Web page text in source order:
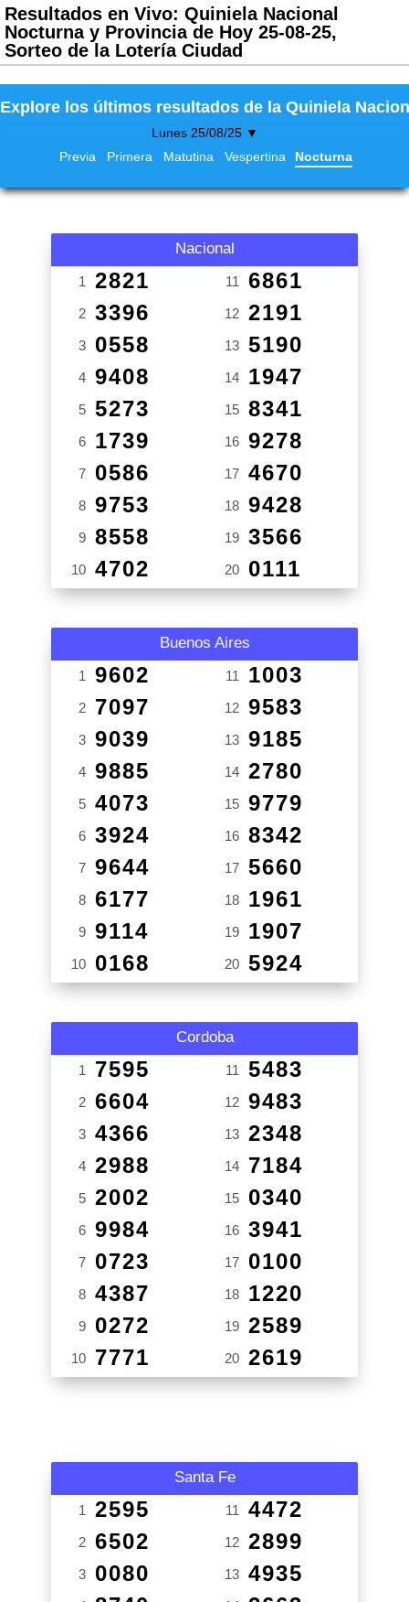
Resultados en Vivo: Quiniela Nacional
Nocturna y Provincia de Hoy 25-08-25,
Sorteo de la Lotería Ciudad
Explore los últimos resultados de la Quiniela
Lunes 25/08/25 ▼
Previa
Primera Matutina Vespertina Nocturna
Nacional
1 2821
2 3396
3 0558
4 9408
5 5273
6 1739
7 0586
8 9753
9 8558
10 4702
11 6861
12 2191
13 5190
14 1947
15 8341
16 9278
17 4670
18 9428
19 3566
20 0111
Buenos Aires
1 9602
2 7097
3 9039
4 9885
5 4073
6 3924
7 9644
8 6177
9 9114
10 0168
11 1003
12 9583
13 9185
14 2780
15 9779
16 8342
17 5660
18 1961
19 1907
20 5924
Cordoba
1 7595
2 6604
3 4366
4 2988
5 2002
6 9984
7 0723
8 4387
9 0272
10 7771
11 5483
12 9483
13 2348
14 7184
15 0340
16 3941
17 0100
18 1220
19 2589
20 2619
Santa Fe
1 2595
2 6502
3 0080
11 4472
12 2899
13 4935